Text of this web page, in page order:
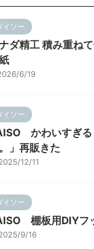
イソー
ダ精工 積み重ね
6/19
イソー
かわいすぎる
」再販きた
12/11
イソー
棚板用DIY
9/16